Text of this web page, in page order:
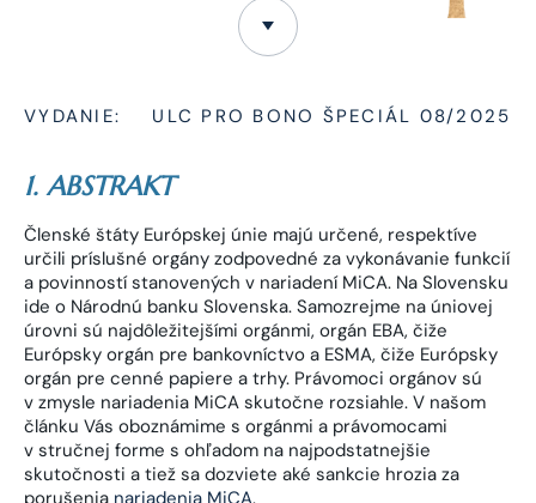
VYDANIE: ULC PRO BONO ŠPECIÁL 08/2025
1. ABSTRAKT
Členské štáty Európskej únie majú určené, respektíve
určili príslušné orgány zodpovedné za vykonávanie funkcií
a povinností stanovených v nariadení MiCA. Na Slovensku
ide o Národnú banku Slovenska. Samozrejme na úniovej
úrovni sú najdôležitejšími orgánmi, orgán EBA, čiže
Európsky orgán pre bankovníctvo a ESMA, čiže Európsky
orgán pre cenné papiere a trhy. Právomoci orgánov sú
v zmysle nariadenia MiCA skutočne rozsiahle. V našom
článku Vás oboznámime s orgánmi a právomocami
v stručnej forme s ohľadom na najpodstatnejšie
skutočnosti a tiež sa dozviete aké sankcie hrozia za
porušenia nariadenia MiCA.